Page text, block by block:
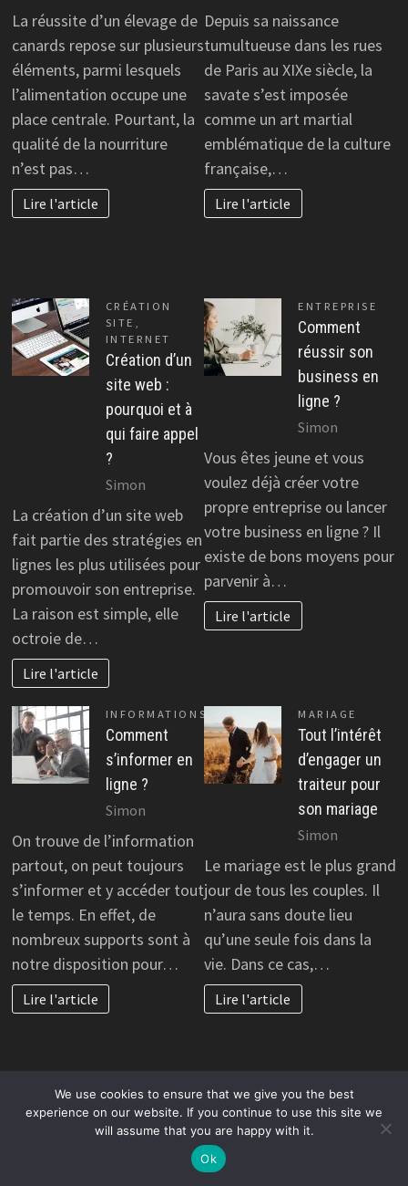
La réussite d’un élevage de
canards repose sur plusieurs
éléments, parmi lesquels
l’alimentation occupe une
place centrale. Pourtant, la
qualité de la nourriture
n’est pas…
Lire l'article
Depuis sa naissance
tumultueuse dans les rues
de Paris au XIXe siècle, la
savate s’est imposée
comme un art martial
emblématique de la culture
française,…
Lire l'article
CRÉATION
SITE ,
INTERNET
Création d’un
site web :
pourquoi et à
qui faire appel
?
Simon
La création d’un site web
fait partie des stratégies en
lignes les plus utilisées pour
promouvoir son entreprise.
La raison est simple, elle
octroie de…
Lire l'article
ENTREPRISE
Comment
réussir son
business en
ligne ?
Simon
Vous êtes jeune et vous
voulez déjà créer votre
propre entreprise ou lancer
votre business en ligne ? Il
existe de bons moyens pour
parvenir à…
Lire l'article
INFORMATIONS
Comment
s’informer en
ligne ?
Simon
On trouve de l’information
partout, on peut toujours
s’informer et y accéder tout
le temps. En effet, de
nombreux supports sont à
notre disposition pour…
Lire l'article
MARIAGE
Tout l’intérêt
d’engager un
traiteur pour
son mariage
Simon
Le mariage est le plus grand
jour de tous les couples. Il
n’aura sans doute lieu
qu’une seule fois dans la
vie. Dans ce cas,…
Lire l'article
AUTO MOTO
Achat de
COACHING
Formation
We use cookies to ensure that we give you the best
experience on our website. If you continue to use this site we
will assume that you are happy with it.
Ok